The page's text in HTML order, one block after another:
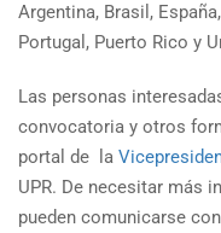
Argentina, Brasil,
Portugal, Puerto Rico y
Las personas
convocatoria y otros
portal de la
UPR. De necesitar más
pueden comunicarse